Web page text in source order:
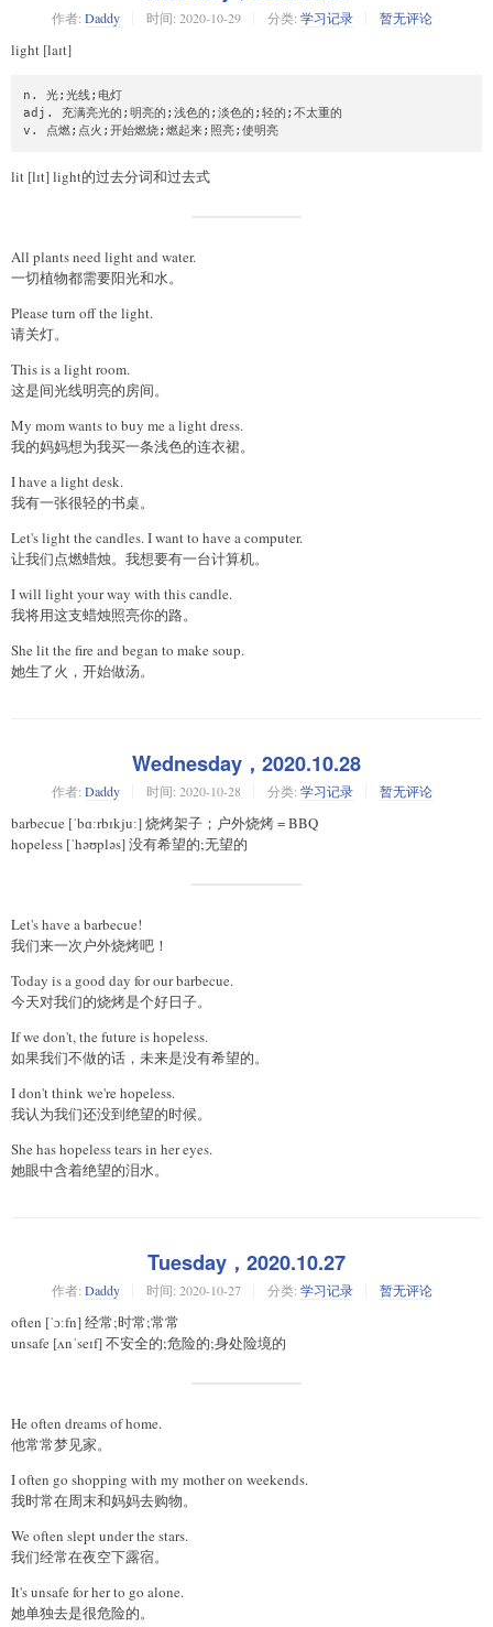
作者: Daddy 时间: 2020-10-29 分类: 学习记录 暂无评论
light [laɪt]
n. 光;光线;电灯
adj. 充满亮光的;明亮的;浅色的;淡色的;轻的;不太重的
lit [lɪt] light的过去分词和过去式
All plants need light and water.
一切植物都需要阳光和水。
Please turn off the light.
请关灯。
This is a light room.
这是间光线明亮的房间。
My mom wants to buy me a light dress.
我的妈妈想为我买一条浅色的连衣裙。
I have a light desk.
我有一张很轻的书桌。
Let's light the candles. I want to have a computer.
让我们点燃蜡烛。我想要有一台计算机。
I will light your way with this candle.
我将用这支蜡烛照亮你的路。
She lit the fire and began to make soup.
她生了火，开始做汤。
Wednesday，2020.10.28
作者: Daddy 时间: 2020-10-28 分类: 学习记录 暂无评论
barbecue [ˈbɑːrbɪkjuː] 烧烤架子；户外烧烤 = BBQ
hopeless [ˈhəʊpləs] 没有希望的;无望的
Let's have a barbecue!
我们来一次户外烧烤吧！
Today is a good day for our barbecue.
今天对我们的烧烤是个好日子。
If we don't, the future is hopeless.
如果我们不做的话，未来是没有希望的。
I don't think we're hopeless.
我认为我们还没到绝望的时候。
She has hopeless tears in her eyes.
她眼中含着绝望的泪水。
Tuesday，2020.10.27
作者: Daddy 时间: 2020-10-27 分类: 学习记录 暂无评论
often [ˈɔːfn] 经常;时常;常常
unsafe [ʌnˈseɪf] 不安全的;危险的;身处险境的
He often dreams of home.
他常常梦见家。
I often go shopping with my mother on weekends.
我时常在周末和妈妈去购物。
We often slept under the stars.
我们经常在夜空下露宿。
It's unsafe for her to go alone.
她单独去是很危险的。